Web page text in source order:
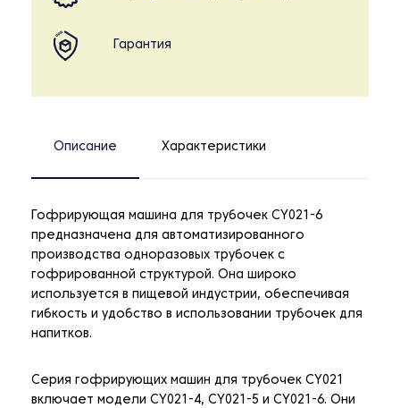
Гарантия
Описание Характеристики
Гофрирующая машина для трубочек CY021-6
предназначена для автоматизированного
производства одноразовых трубочек с
гофрированной структурой. Она широко
используется в пищевой индустрии, обеспечивая
гибкость и удобство в использовании трубочек для
напитков.
Серия гофрирующих машин для трубочек CY021
включает модели CY021-4, CY021-5 и CY021-6. Они